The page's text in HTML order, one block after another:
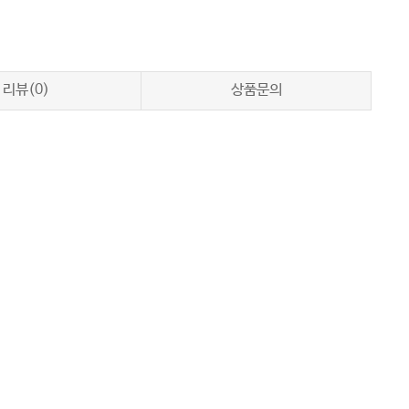
리뷰(0) 상품문의